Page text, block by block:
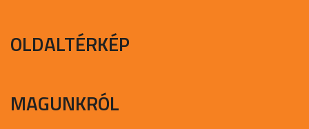
OLDALTÉRKÉP
MAGUNKRÓL